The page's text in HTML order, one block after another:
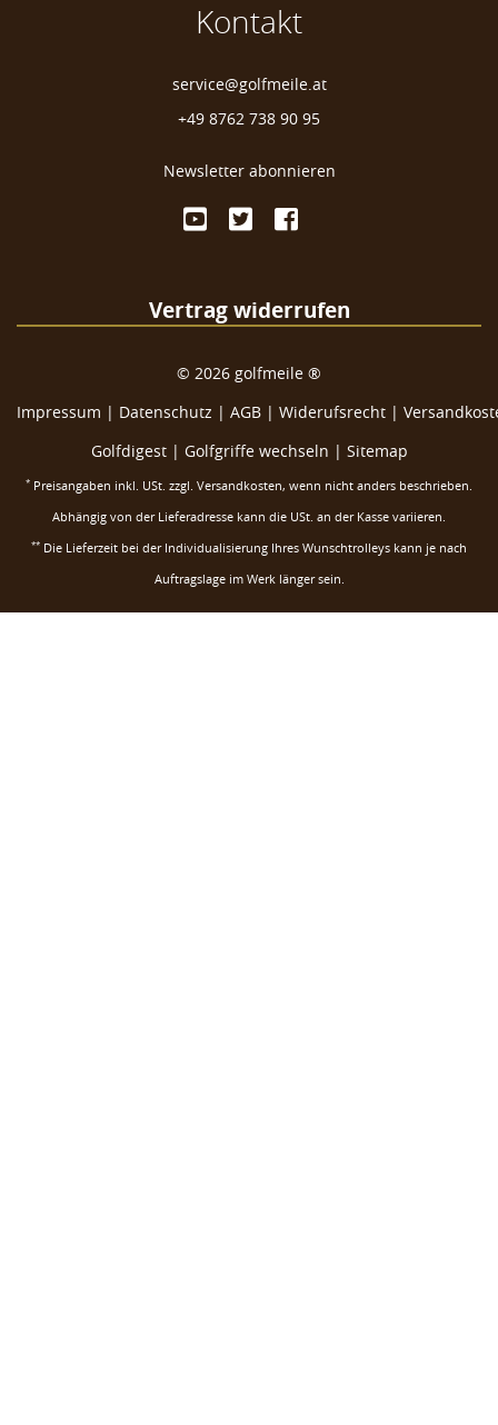
Kontakt
service@golfmeile.at
+49 8762 738 90 95
Newsletter abonnieren
Vertrag widerrufen
© 2026 golfmeile ®
Impressum | Datenschutz | AGB | Widerufsrecht |
Golfdigest| Golfgriffe wechseln | Sitemap
* Preisangaben inkl. USt. zzgl. Versandkosten, wenn nicht anders beschrieben.
Abhängig von der Lieferadresse kann die USt. an der Kasse variieren.
** Die Lieferzeit bei der Individualisierung Ihres Wunschtrolleys kann je nach
Auftragslage im Werk länger sein.